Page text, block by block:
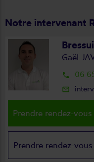
Notre intervenant
Gaël
local_phone 06
mail_outline
Prendre rendez-
Prendre rendez-vous